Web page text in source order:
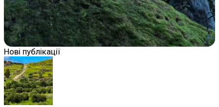
Нові публікації